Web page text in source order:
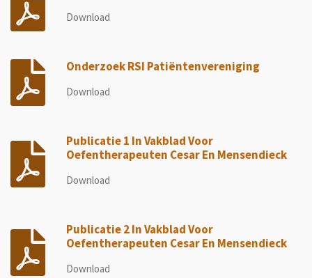
Download
Onderzoek RSI Patiëntenvereniging
Download
Publicatie 1 In Vakblad Voor
Oefentherapeuten Cesar En Mensendieck
Download
Publicatie 2 In Vakblad Voor
Oefentherapeuten Cesar En Mensendieck
Download